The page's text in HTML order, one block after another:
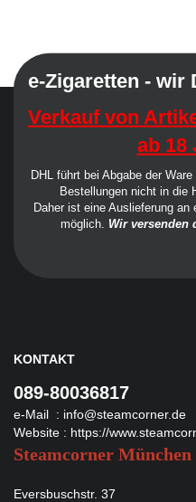
e-Zigaretten - wir
Verkauf von
ab 18
DHL führt bei Abgabe der
Bestellungen nicht in die
Daher ist eine Auslieferung
möglich. Wir versenden
KONTAKT
089-80036817
e-Mail : info@steamcorner.de
Website : https://
Steamcorner München
Eversbuschstr. 37